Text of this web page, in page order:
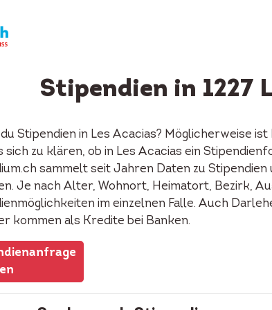
Stipendien in 1227
Stipendien in Les Acacias? Möglicherweise
sich zu klären, ob in Les Acacias ein
sammelt seit Jahren Daten zu
Je nach Alter, Wohnort, Heimatort, Bezirk,
im einzelnen Falle. Auch
kommen als Kredite bei Banken.